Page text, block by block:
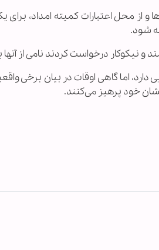
محل اعتبارات کمیته امداد،
شود.
و نیکوکار درخواست کردند نامی از
دارد، اما گاهی اوقات در بیان
خود پرهیز می‌کنند.